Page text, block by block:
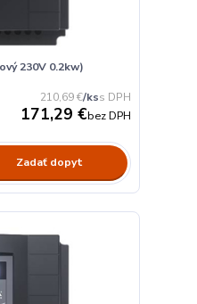
230V 0.2kw)
210,69 €/ks
171,29 €bez DPH
Zadať dopyt